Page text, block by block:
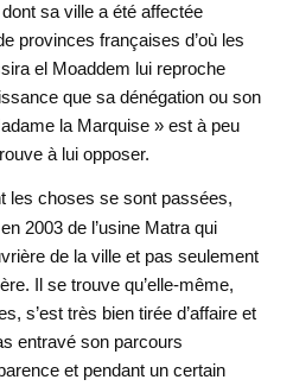
sa ville a été affectée
provinces françaises d’où les
el Moaddem lui reproche
que sa dénégation ou son
la Marquise » est à peu
à lui opposer.
les choses se sont passées,
2003 de l’usine Matra qui
de la ville et pas seulement
Il se trouve qu’elle-même,
s’est très bien tirée d’affaire et
entravé son parcours
et pendant un certain